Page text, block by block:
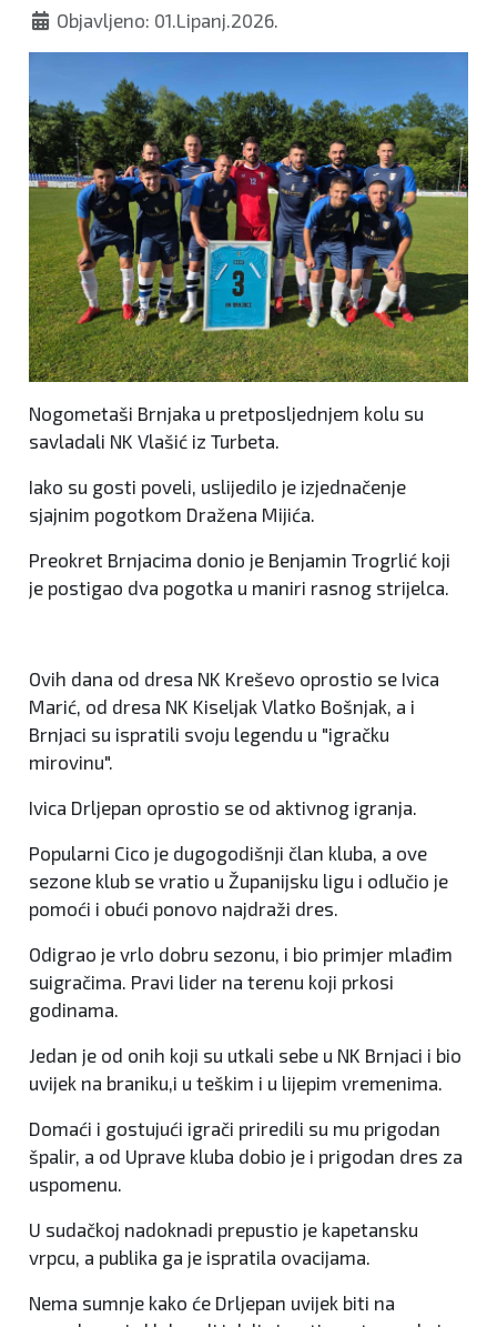
Objavljeno: 01.Lipanj.2026.
Nogometaši Brnjaka u pretposljednjem kolu su
savladali NK Vlašić iz Turbeta.
Iako su gosti poveli, uslijedilo je izjednačenje
sjajnim pogotkom Dražena Mijića.
Preokret Brnjacima donio je Benjamin Trogrlić koji
je postigao dva pogotka u maniri rasnog strijelca.
Ovih dana od dresa NK Kreševo oprostio se Ivica
Marić, od dresa NK Kiseljak Vlatko Bošnjak, a i
Brnjaci su ispratili svoju legendu u "igračku
mirovinu".
Ivica Drljepan oprostio se od aktivnog igranja.
Popularni Cico je dugogodišnji član kluba, a ove
sezone klub se vratio u Županijsku ligu i odlučio je
pomoći i obući ponovo najdraži dres.
Odigrao je vrlo dobru sezonu, i bio primjer mlađim
suigračima. Pravi lider na terenu koji prkosi
godinama.
Jedan je od onih koji su utkali sebe u NK Brnjaci i bio
uvijek na braniku,i u teškim i u lijepim vremenima.
Domaći i gostujući igrači priredili su mu prigodan
špalir, a od Uprave kluba dobio je i prigodan dres za
uspomenu.
U sudačkoj nadoknadi prepustio je kapetansku
vrpcu, a publika ga je ispratila ovacijama.
Nema sumnje kako će Drljepan uvijek biti na